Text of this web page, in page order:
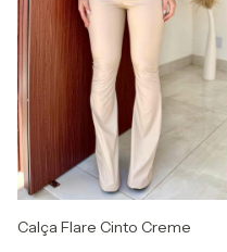
Calça Flare Cinto Creme